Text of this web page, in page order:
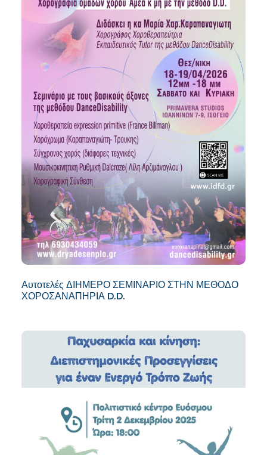
Αυτοτελές ΔΙΗΜΕΡΟ ΣΕΜΙΝΑΡΙΟ ΣΤΗΝ ΜΕΘΟΔΟ
ΧΟΡΟΣΑΝΑΠΗΡΙΑ D.D.